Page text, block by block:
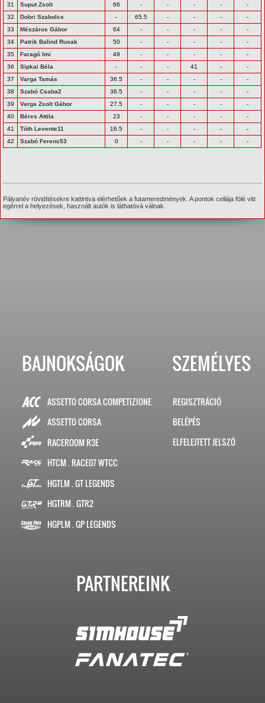
31
Suput Zsolt 66 - - - -
-
32
Dobri Szabolcs - 65.5 - - -
-
33
Mészáros Gábor 64 - - - -
-
34
Patrik Balind Rusak 50 - - - -
-
35
Faragó Imi 49 - - - -
-
36
Sipkai Béla - - - 41 -
-
37
Varga Tamás 36.5 - - - -
-
38
Szabó Csaba2 36.5 - - - -
-
39
Varga Zsolt Gábor 27.5 - - - -
-
40
Béres Attila 23 - - - -
-
41
Tóth Levente11 16.5 - - - -
-
42
Szabó Ferenc53 0 - - - - -
Pályanév rövidítésekre kattintva elérhetőek a futameredmények. A pontok cellája fölé vitt
egérrel a helyezések, használt autók is láthatóvá válnak.
BAJNOKSÁGOK
ASSETTO CORSA COMPETIZIONE
ASSETTO CORSA
RACEROOM R3E
HTCM . RACE07 WTCC
HGTLM . GT LEGENDS
HGTRM . GTR2
HGPLM . GP LEGENDS
SZEMÉLYES
REGISZTRÁCIÓ
BELÉPÉS
ELFELEJTETT JELSZÓ
PARTNEREINK